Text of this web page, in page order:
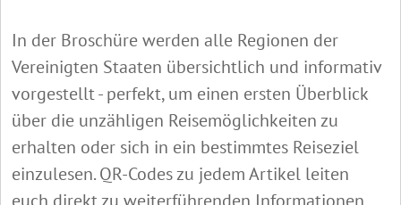
In der Broschüre werden alle Regionen der
Vereinigten Staaten übersichtlich und informativ
vorgestellt - perfekt, um einen ersten Überblick
über die unzähligen Reisemöglichkeiten zu
erhalten oder sich in ein bestimmtes Reiseziel
einzulesen. QR-Codes zu jedem Artikel leiten